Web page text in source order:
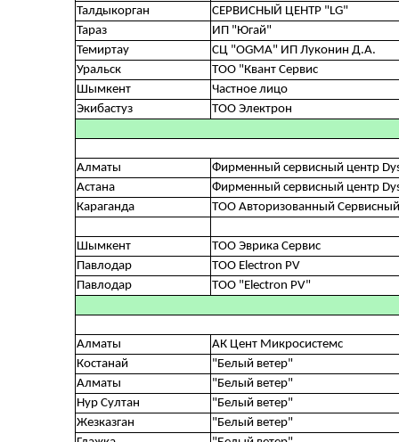
Талдыкорган
СЕРВИСНЫЙ ЦЕНТР "LG"
Тараз
ИП "Югай"
Темиртау
СЦ "OGMA" ИП Луконин Д.А.
Уральск
ТОО "Квант Сервис
Шымкент
Частное лицо
Экибастуз
ТОО Электрон
Алматы
Фирменный сервисный центр
Астана
Фирменный сервисный центр
Караганда
ТОО Авторизованный
Шымкент
ТОО Эврика Сервис
Павлодар
ТОО Electron PV
Павлодар
ТОО "Electron PV"
Алматы
АК Цент Микросистемс
Костанай
"Белый ветер"
Алматы
"Белый ветер"
Нур Султан
"Белый ветер"
Жезказган
"Белый ветер"